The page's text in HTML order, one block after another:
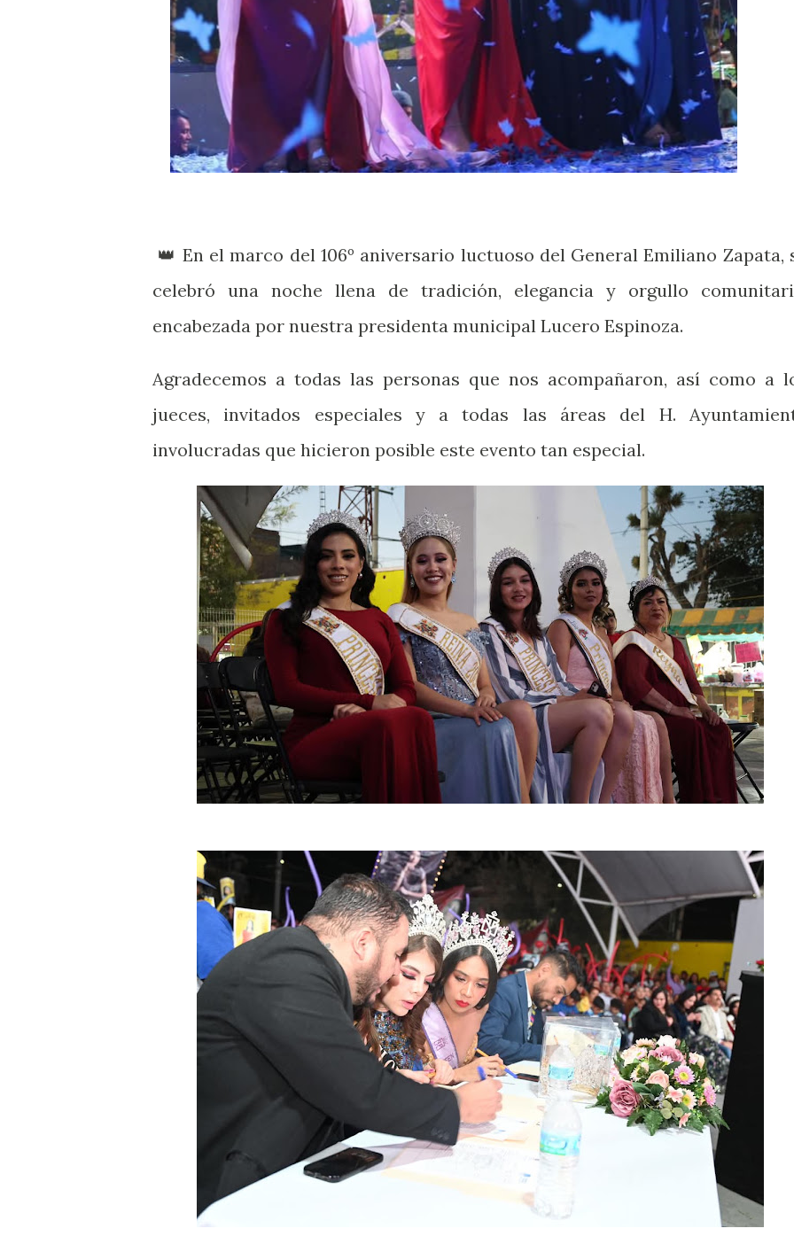
👑 En el marco del 106º aniversario luctuoso del General Emiliano Zapata,
celebró una noche llena de tradición, elegancia y orgullo
encabezada por nuestra presidenta municipal Lucero Espinoza.
Agradecemos a todas las personas que nos acompañaron, así como a
jueces, invitados especiales y a todas las áreas del H.
involucradas que hicieron posible este evento tan especial.